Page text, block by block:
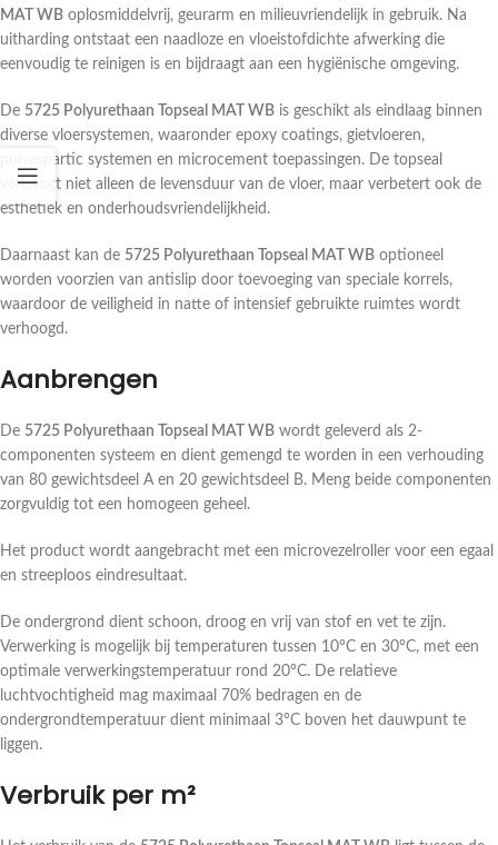
MAT WB oplosmiddelvrij, geurarm en milieuvriendelijk in gebruik. Na
uitharding ontstaat een naadloze en vloeistofdichte afwerking die
eenvoudig te reinigen is en bijdraagt aan een hygiënische omgeving.
De 5725 Polyurethaan Topseal MAT WB is geschikt als eindlaag binnen
diverse vloersystemen, waaronder epoxy coatings, gietvloeren,
polyaspartic systemen en microcement toepassingen. De topseal
verhoogt niet alleen de levensduur van de vloer, maar verbetert ook de
esthetiek en onderhoudsvriendelijkheid.
Daarnaast kan de 5725 Polyurethaan Topseal MAT WB optioneel
worden voorzien van antislip door toevoeging van speciale korrels,
waardoor de veiligheid in natte of intensief gebruikte ruimtes wordt
verhoogd.
Aanbrengen
De 5725 Polyurethaan Topseal MAT WB wordt geleverd als 2-
componenten systeem en dient gemengd te worden in een verhouding
van 80 gewichtsdeel A en 20 gewichtsdeel B. Meng beide componenten
zorgvuldig tot een homogeen geheel.
Het product wordt aangebracht met een microvezelroller voor een egaal
en streeploos eindresultaat.
De ondergrond dient schoon, droog en vrij van stof en vet te zijn.
Verwerking is mogelijk bij temperaturen tussen 10°C en 30°C, met een
optimale verwerkingstemperatuur rond 20°C. De relatieve
luchtvochtigheid mag maximaal 70% bedragen en de
ondergrondtemperatuur dient minimaal 3°C boven het dauwpunt te
liggen.
Verbruik per m²